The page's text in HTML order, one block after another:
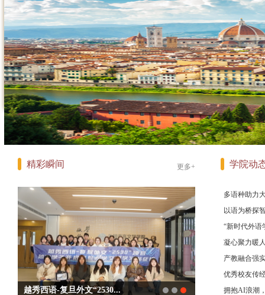
精彩瞬间 更多+
越秀西语-复旦外文“2530...
学院动
多语种助力
以语为桥探
“新时代外语
凝心聚力暖
产教融合强
优秀校友传
拥抱AI浪潮